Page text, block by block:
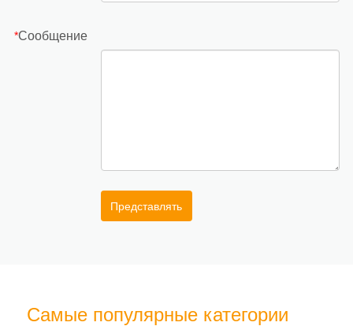
*Сообщение
Представлять
Самые популярные категории